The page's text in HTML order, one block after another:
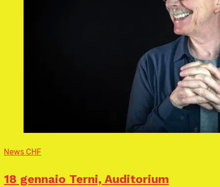
News CHF
18 gennaio Terni, Auditorium